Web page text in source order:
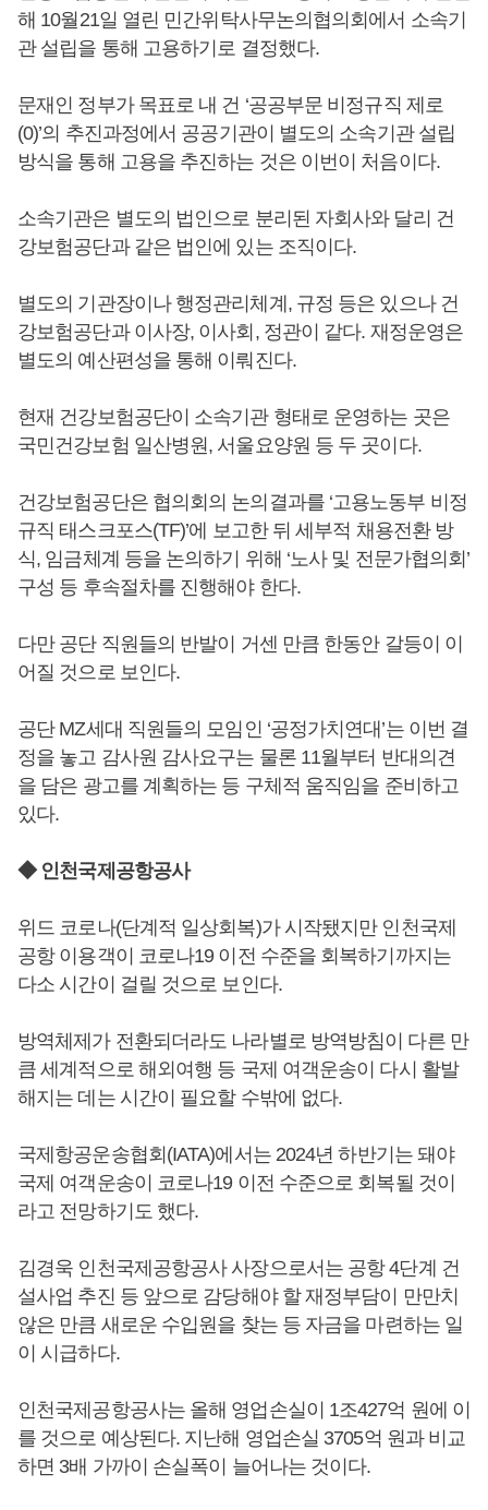
해 10월21일 열린 민간위탁사무논의협의회에서 소속기
관 설립을 통해 고용하기로 결정했다.
문재인 정부가 목표로 내 건 ‘공공부문 비정규직 제로
(0)’의 추진과정에서 공공기관이 별도의 소속기관 설립
방식을 통해 고용을 추진하는 것은 이번이 처음이다.
소속기관은 별도의 법인으로 분리된 자회사와 달리 건
강보험공단과 같은 법인에 있는 조직이다.
별도의 기관장이나 행정관리체계, 규정 등은 있으나 건
강보험공단과 이사장, 이사회, 정관이 같다. 재정운영은
별도의 예산편성을 통해 이뤄진다.
현재 건강보험공단이 소속기관 형태로 운영하는 곳은
국민건강보험 일산병원, 서울요양원 등 두 곳이다.
건강보험공단은 협의회의 논의결과를 ‘고용노동부 비정
규직 태스크포스(TF)’에 보고한 뒤 세부적 채용전환 방
식, 임금체계 등을 논의하기 위해 ‘노사 및 전문가협의회’
구성 등 후속절차를 진행해야 한다.
다만 공단 직원들의 반발이 거센 만큼 한동안 갈등이 이
어질 것으로 보인다.
공단 MZ세대 직원들의 모임인 ‘공정가치연대’는 이번 결
정을 놓고 감사원 감사요구는 물론 11월부터 반대의견
을 담은 광고를 계획하는 등 구체적 움직임을 준비하고
있다.
◆ 인천국제공항공사
위드 코로나(단계적 일상회복)가 시작됐지만 인천국제
공항 이용객이 코로나19 이전 수준을 회복하기까지는
다소 시간이 걸릴 것으로 보인다.
방역체제가 전환되더라도 나라별로 방역방침이 다른 만
큼 세계적으로 해외여행 등 국제 여객운송이 다시 활발
해지는 데는 시간이 필요할 수밖에 없다.
국제항공운송협회(IATA)에서는 2024년 하반기는 돼야
국제 여객운송이 코로나19 이전 수준으로 회복될 것이
라고 전망하기도 했다.
김경욱 인천국제공항공사 사장으로서는 공항 4단계 건
설사업 추진 등 앞으로 감당해야 할 재정부담이 만만치
않은 만큼 새로운 수입원을 찾는 등 자금을 마련하는 일
이 시급하다.
인천국제공항공사는 올해 영업손실이 1조427억 원에 이
를 것으로 예상된다. 지난해 영업손실 3705억 원과 비교
하면 3배 가까이 손실폭이 늘어나는 것이다.